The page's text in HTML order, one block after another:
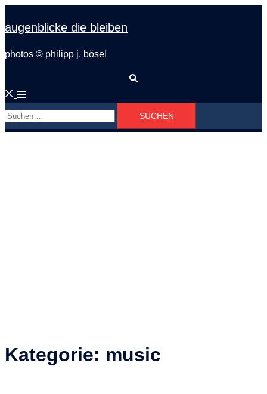
augenblicke die bleiben
photos © philipp j. bösel
Menü
umschalten
Suchen
nach:
Kategorie: music